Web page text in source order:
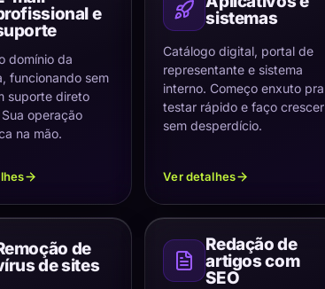
e
domínio da
funcionando sem
suporte direto
operação
na mão.
sistemas
Catálogo digital, portal de
representante e sistema
interno. Começo enxuto pra
testar rápido e faço crescer
sem desperdício.
Ver detalhes
de
de sites
Redação de
artigos com
SEO